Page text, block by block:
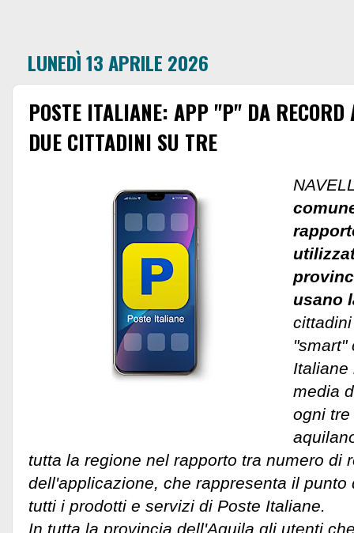
LUNEDÌ 13 APRILE 2026
POSTE ITALIANE: APP "P" DA RECORD
DUE CITTADINI SU TRE
usano
"smart"
Italiane
media
ogni
tutta la regione nel rapporto tra numero di
dell'applicazione, che rappresenta il
tutti i prodotti e servizi di Poste Italiane.
In tutta la provincia dell'Aquila gli utenti